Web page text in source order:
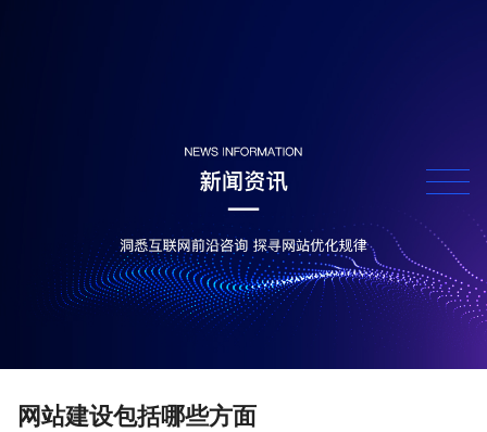
网站建设包括哪些方面